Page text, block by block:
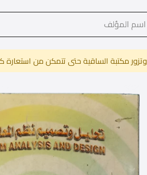
وتزور مكتبة الساقية حتى تتمكن من استعارة